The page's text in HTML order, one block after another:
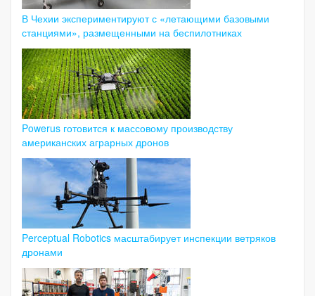
В Чехии экспериментируют с «летающими базовыми
станциями», размещенными на беспилотниках
Powerus готовится к массовому производству
американских аграрных дронов
Perceptual Robotics масштабирует инспекции ветряков
дронами